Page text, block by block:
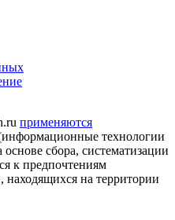
применяются
технологии
сбора, систематизации
к предпочтениям
находящихся на территории